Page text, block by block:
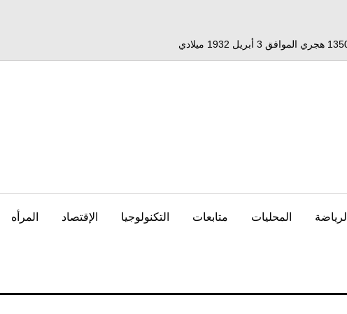
الرياضة المحليات متابعات التكنولوجيا الإقتصاد المرأه